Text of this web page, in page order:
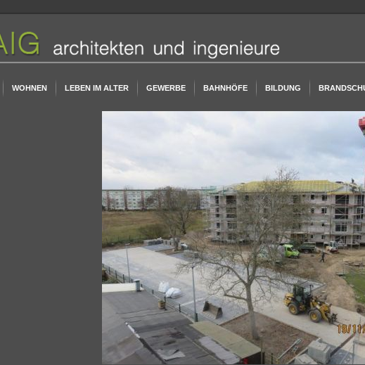
WOHNEN LEBEN IM ALTER GEWERBE BAHNHÖFE BILDUNG